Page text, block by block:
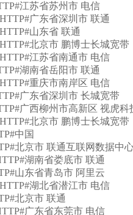
江苏省苏州市 电信
广东省深圳市 联通
山东省 联通
北京市 鹏博士长城宽带
江苏省南通市 电信
湖南省岳阳市 联通
重庆市南岸区 电信
广东省深圳市 长城宽带
广西柳州市高新区 视虎科
北京市 鹏博士长城宽带
中国
北京市 联通互联网数据中
湖南省娄底市 联通
山东省青岛市 阿里云
湖北省潜江市 电信
北京市 联通
广东省东莞市 电信